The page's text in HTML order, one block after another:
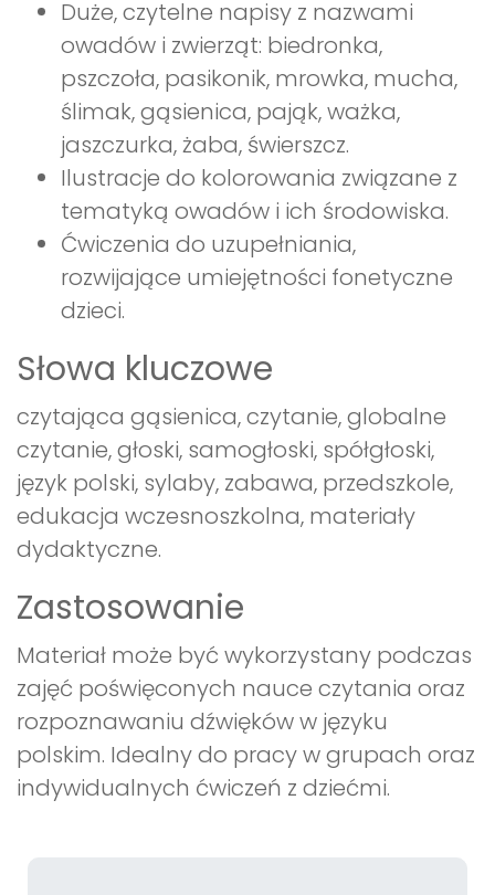
Duże, czytelne napisy z nazwami
owadów i zwierząt: biedronka,
pszczoła, pasikonik, mrowka, mucha,
ślimak, gąsienica, pająk, ważka,
jaszczurka, żaba, świerszcz.
Ilustracje do kolorowania związane z
tematyką owadów i ich środowiska.
Ćwiczenia do uzupełniania,
rozwijające umiejętności fonetyczne
dzieci.
Słowa kluczowe
czytająca gąsienica, czytanie, globalne
czytanie, głoski, samogłoski, spółgłoski,
język polski, sylaby, zabawa, przedszkole,
edukacja wczesnoszkolna, materiały
dydaktyczne.
Zastosowanie
Materiał może być wykorzystany podczas
zajęć poświęconych nauce czytania oraz
rozpoznawaniu dźwięków w języku
polskim. Idealny do pracy w grupach oraz
indywidualnych ćwiczeń z dziećmi.